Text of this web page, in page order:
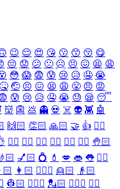
😉 😌 😍 😘 😗 😙 😚 😋
😔 😟 😕 🙁 ☹️ 😣 😖 😫 😩
😳 😱 😨 😰 😢 😥 🤤 😭
🤒 🤕 😣 😖 😫 😩 😤 😠 😡
😰 😢 😥 🤤 😭 😓 😪 😴
👹 👺 💩 👻 💀 ☠️ 👽 👾 🤖
🙌🏻 👏🏻 🙏🏻 🤝 👍 👎🏻
👈🏻 👉🏻 👆🏻 👇🏻 ☝🏻 ✋🏻 🤚🏻
💅🏻 💍 💄 💋 👄 👅 👂🏻
👩🏻 👱🏻‍♀️ 👱🏻
👴🏻
👷🏻 💂🏻‍♀️ 💂🏻 🕵🏻‍♀️ 🕵🏻